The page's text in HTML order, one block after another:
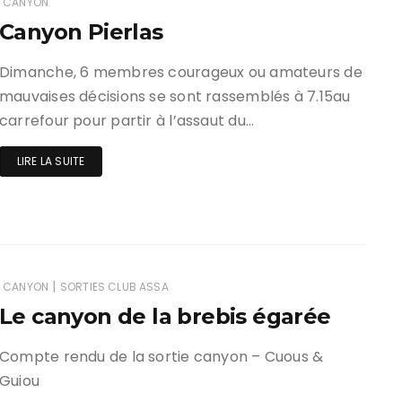
responsable de
événement non
sur Spond
SPOND Adulte
du grimpeur ASSA
Canyon Pierlas
Dimanche, 6 membres courageux ou amateurs de
mauvaises décisions se sont rassemblés à 7.15au
carrefour pour partir à l’assaut du…
LIRE LA SUITE
CANYON | SORTIES CLUB ASSA
Le canyon de la brebis égarée
Compte rendu de la sortie canyon – Cuous &
Guiou